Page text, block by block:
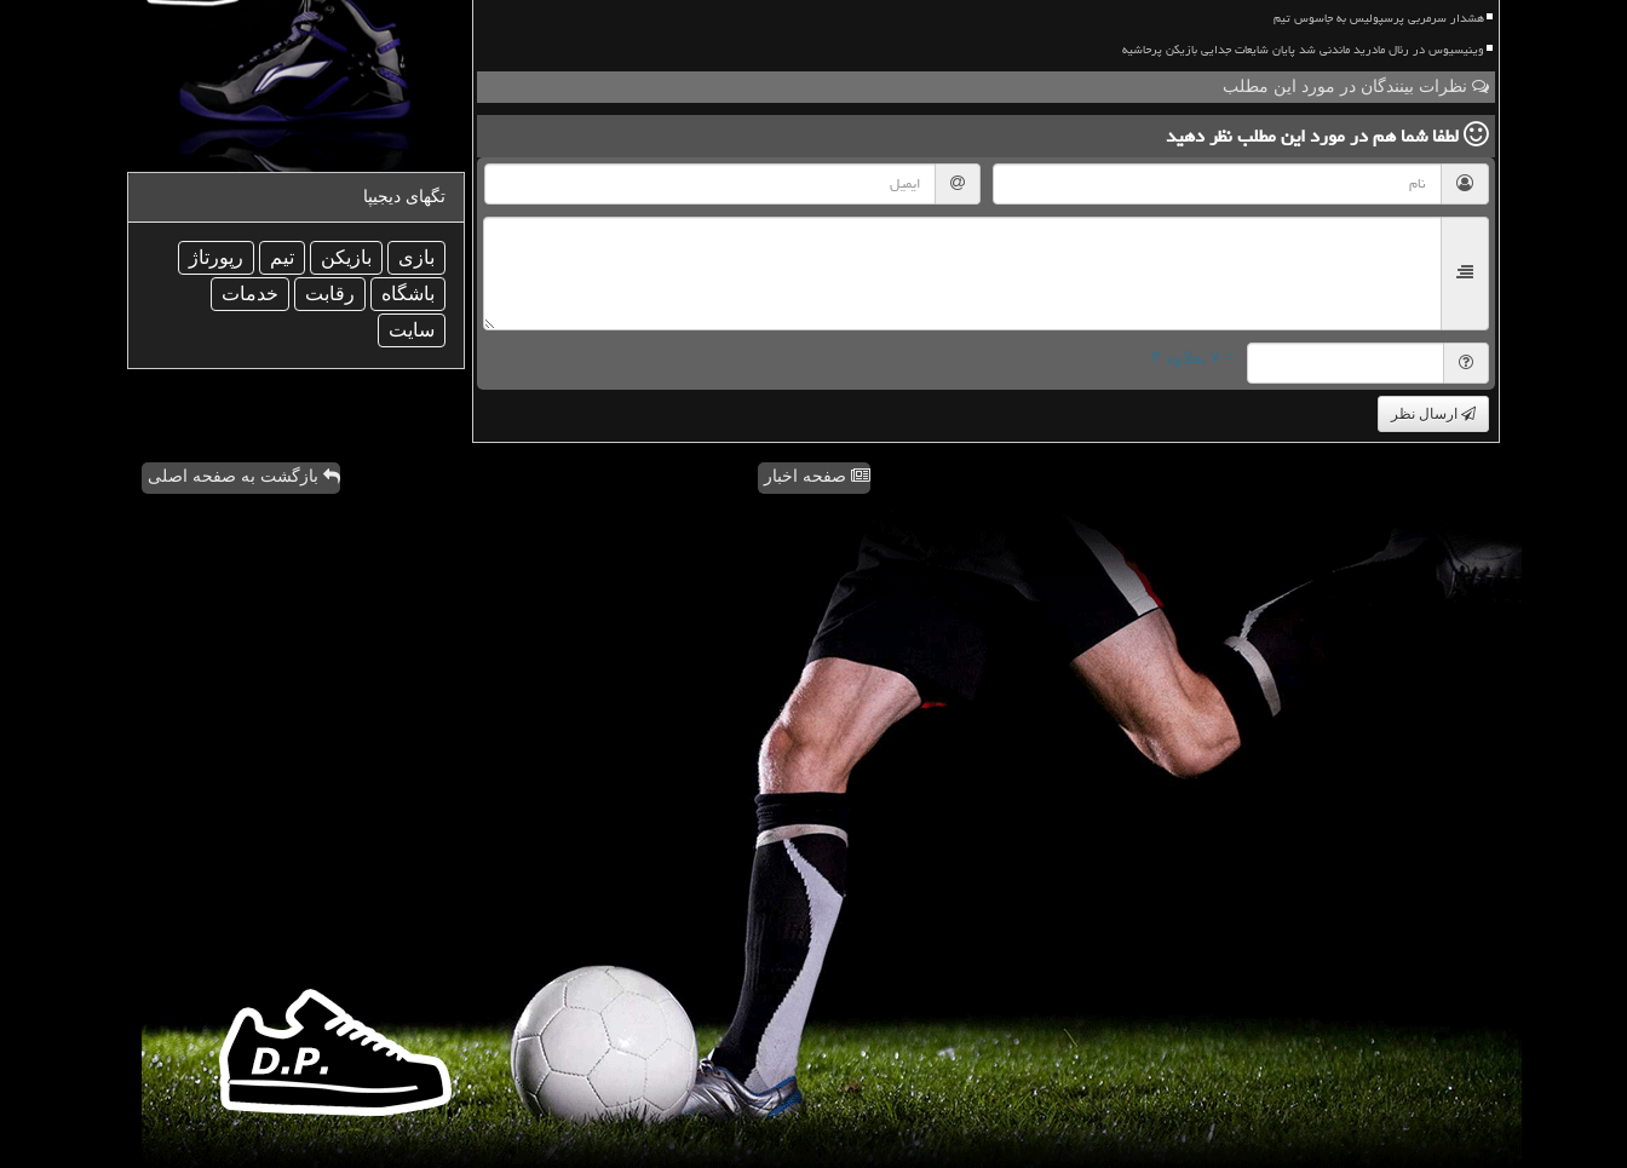
هشدار سرمربی پرسپولیس به جاسوس تیم
وینیسیوس در رئال مادرید ماندنی شد پایان شایعات جدایی بازیکن پرحاشیه
نظرات بینندگان در مورد این مطلب
لطفا شما همدر مورد این مطلبنظر دهید
= ۷ بعلاوه ۳
ارسال نظر
تگهای دیجیپا
بازی بازیكن تیم
رپورتاژ
باشگاه
رقابت
خدمات
سایت
صفحه اخبار بازگشت به صفحه اصلی